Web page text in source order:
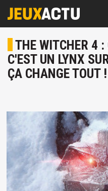
THE WITCHER 4
C'EST UN LYNX
ÇA CHANGE TOUT